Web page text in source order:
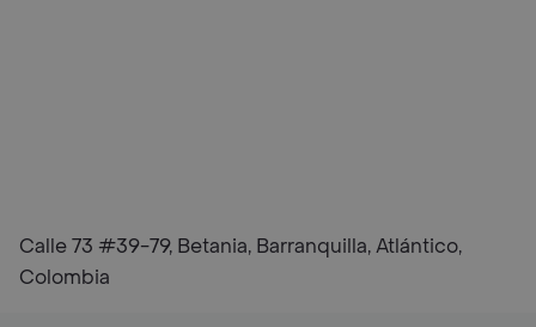
Calle 73 #39-79, Betania, Barranquilla, Atlántico,
Colombia